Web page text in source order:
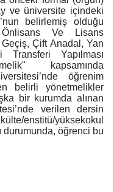
ve üniversite içindeki
belirlemiş olduğu
Önlisans Ve Lisans
Çift Anadal, Yan
Yapılması
kapsamında
öğrenim
belirli yönetmelikler
bir kurumda alınan
verilen dersin
enstitü/yüksekokul
durumunda, öğrenci bu